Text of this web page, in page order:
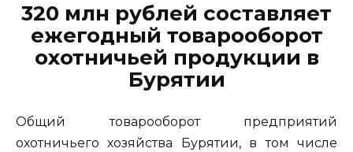
320 млн рублей составляет
ежегодный товарооборот
охотничьей продукции в
Бурятии
Общий товарооборот предприятий
охотничьего хозяйства Бурятии, в том числе